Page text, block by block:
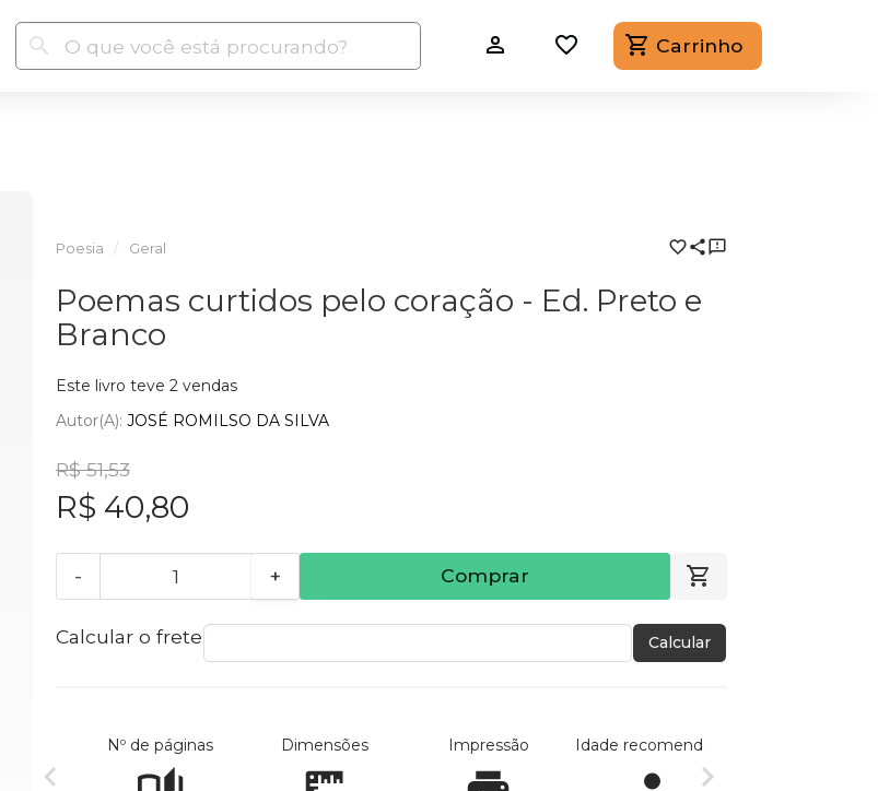
Carrinho
Poesia Geral
Poemas curtidos pelo coração - Ed. Preto e
Branco
Este livro teve 2 vendas
Autor(a): JOSÉ ROMILSO DA SILVA
R$ 51,53
R$ 40,80
- + Comprar
Calcular o frete Calcular
Nº de páginas Dimensões Impressão Idade recomendada